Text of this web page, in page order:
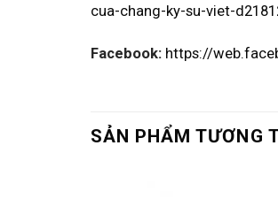
cua-chang-ky-su-viet-
Facebook: https://
SẢN PHẨM TƯƠNG